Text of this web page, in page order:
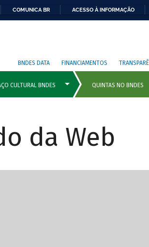
COMUNICA BR ACESSO À INFORMAÇÃO
BNDES DATA FINANCIAMENTOS
da Web